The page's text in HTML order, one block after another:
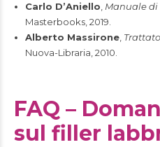
Carlo D’Aniello Manuale di
Masterbooks, 2019.
Alberto Massirone,
Nuova-Libraria, 2010.
FAQ –
sul filler